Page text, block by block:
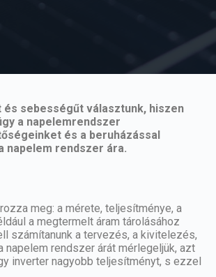
sebességűt választunk, hiszen
a napelemrendszer
és a beruházással
napelem rendszer ára.
meg: a mérete, teljesítménye, a
a megtermelt áram tárolásához
számítanunk a tervezés, a kivitelezés,
rendszer árát mérlegeljük, azt
inverter nagyobb teljesítményt, s ezzel